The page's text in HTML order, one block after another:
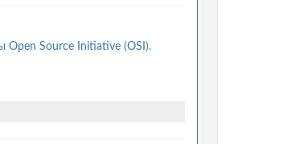
Open Source Initiative (OSI).